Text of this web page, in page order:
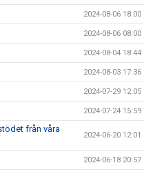
2024-08-06 18:00
2024-08-06 08:00
2024-08-04 18:44
2024-08-03 17:36
2024-07-29 12:05
2024-07-24 15:59
från våra
2024-06-20 12:01
2024-06-18 20:57